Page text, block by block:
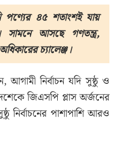
পণ্যের ৪৫ শতাংশই যায়
আসছে গণতন্ত্র,
চ্যালেঞ্জ।
নির্বাচন যদি সুষ্ঠু ও
জিএসপি প্লাস অর্জনের
নির্বাচনের পাশাপাশি আরও